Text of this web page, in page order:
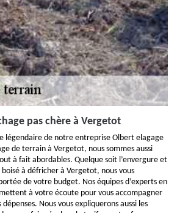
pas chère à Vergetot
légendaire de notre entreprise Olbert elagage
de terrain à Vergetot, nous sommes aussi
à fait abordables. Quelque soit l’envergure et
à défricher à Vergetot, nous vous
de votre budget. Nos équipes d’experts en
à votre écoute pour vous accompagner
Nous vous expliquerons aussi les